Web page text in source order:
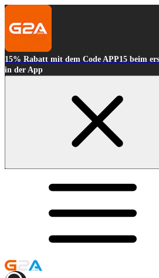
15% Rabatt mit dem Code APP15 beim
in der App